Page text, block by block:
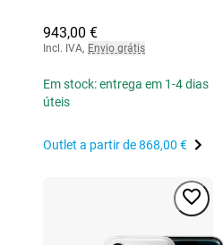
943,00 €
Incl. IVA, Envio grátis
Em stock: entrega em 1-4 dias
úteis
Outlet a partir de868,00 €